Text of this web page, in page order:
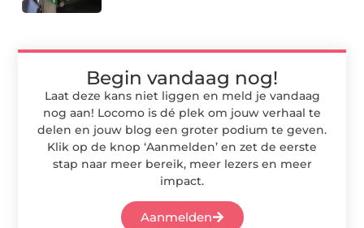
Begin vandaag nog!
Laat deze kans niet liggen en meld je vandaag
nog aan! Locomo is dé plek om jouw verhaal te
delen en jouw blog een groter podium te geven.
Klik op de knop ‘Aanmelden’ en zet de eerste
stap naar meer bereik, meer lezers en meer
impact.
Aanmelden